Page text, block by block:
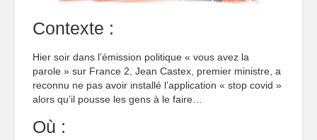
Contexte :
Hier soir dans l’émission politique « vous avez la
parole » sur France 2, Jean Castex, premier ministre, a
reconnu ne pas avoir installé l’application « stop covid »
alors qu’il pousse les gens à le faire…
Où :